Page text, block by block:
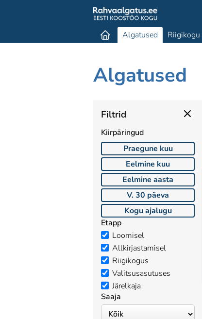
Algatused Riigikogu
Algatused
Filtrid
Kiirpäringud
Praegune kuu
Eelmine kuu
Eelmine aasta
V. 30 päeva
Kogu ajalugu
Etapp
Loomisel
Allkirjastamisel
Riigikogus
Valitsusasutuses
Järelkaja
Saaja